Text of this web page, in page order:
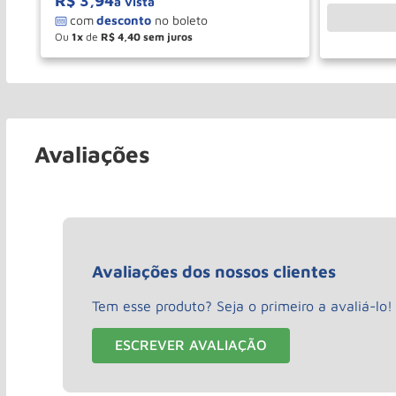
Ou 1 de R$ 4 40
＋
－ COMPRAR
Avaliações
Avaliações dos nossos clientes
Tem esse produto? Seja o primeiro a avaliá-lo!
ESCREVER AVALIAÇÃO